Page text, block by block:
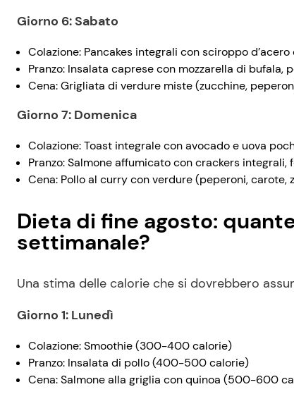
Giorno 6: Sabato
Colazione: Pancakes integrali con sciroppo
Pranzo: Insalata caprese con mozzarella di bufala,
Cena: Grigliata di verdure miste (zucchine,
Giorno 7: Domenica
Colazione: Toast integrale con avocado e uova
Pranzo: Salmone affumicato con crackers
Cena: Pollo al curry con verdure (peperoni, carote,
Dieta di fine agosto:
settimanale?
Una stima delle calorie che si dovrebbero
Giorno 1: Lunedì
Colazione: Smoothie (300-400 calorie)
Pranzo: Insalata di pollo (400-500 calorie)
Cena: Salmone alla griglia con quinoa (500-600